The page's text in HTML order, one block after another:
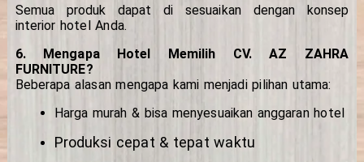
Semua produk dapat di sesuaikan dengan konsep
interior hotel Anda.
6. Mengapa Hotel Memilih CV. AZ ZAHRA
FURNITURE?
Beberapa alasan mengapa kami menjadi pilihan utama:
Harga murah & bisa menyesuaikan anggaran hotel
Produksi cepat & tepat waktu